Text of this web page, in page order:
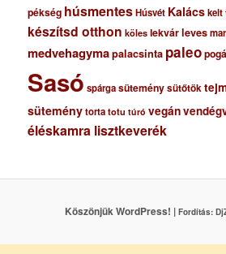
pékség húsmentesHúsvét Kalácskelt
készítsd otthon köles lekvárleves
medvehagymapalacsinta paleo
Sasó spárgasüteménysütőtök
süteménytorta totu túró vegán
éléskamra lisztkeverék
Köszönjük WordPress! | Fordítás: